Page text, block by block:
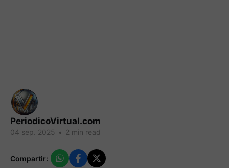
PeriodicoVirtual.com
04 sep. 2025 • 2 min read
Compartir: